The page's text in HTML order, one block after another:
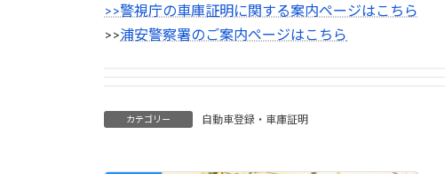
>>警視庁の車庫証明に関する案内ページはこちら
>>浦安警察署のご案内ページはこちら
カテゴリー 自動車登録・車庫証明